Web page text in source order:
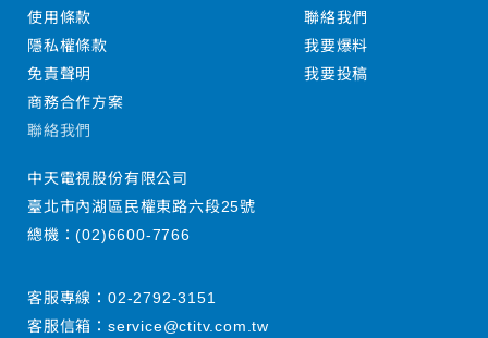
使用條款
隱私權條款
免責聲明
商務合作方案
聯絡我們
我要爆料
我要投稿
聯絡我們
中天電視股份有限公司
臺北市內湖區民權東路六段25號
總機：(02)6600-7766
客服專線： 02-2792-3151
客服信箱： service@ctitv.com.tw